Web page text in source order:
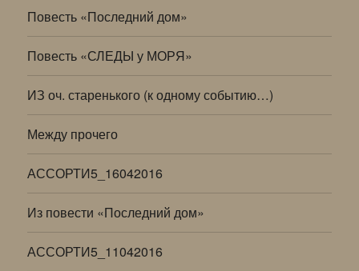
Повесть «Последний дом»
Повесть «СЛЕДЫ у МОРЯ»
ИЗ оч. старенького (к одному событию…)
Между прочего
АССОРТИ5_16042016
Из повести «Последний дом»
АССОРТИ5_11042016